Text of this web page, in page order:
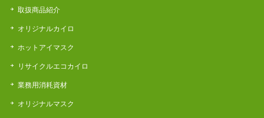
取扱商品紹介
オリジナルカイロ
ホットアイマスク
リサイクルエコカイロ
業務用消耗資材
オリジナルマスク